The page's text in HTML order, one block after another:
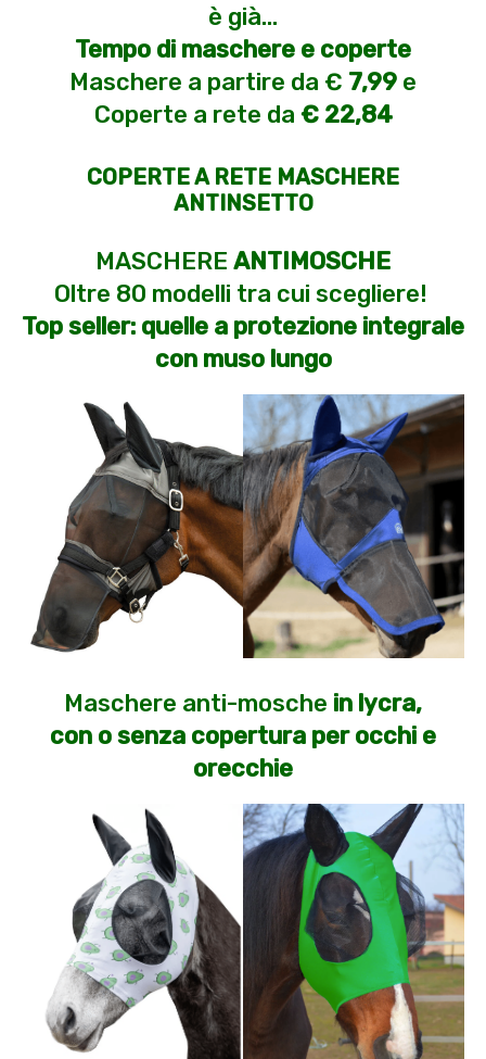
è già…
Tempo di maschere e coperte
Maschere a partire da € 7,99 e
Coperte a rete da € 22,84
COPERTE A RETE MASCHERE
ANTINSETTO
MASCHERE ANTIMOSCHE
Oltre 80 modelli tra cui scegliere!
Top seller: quelle a protezione integrale
con muso lungo
Maschere anti-mosche in lycra,
con o senza copertura per occhi e
orecchie